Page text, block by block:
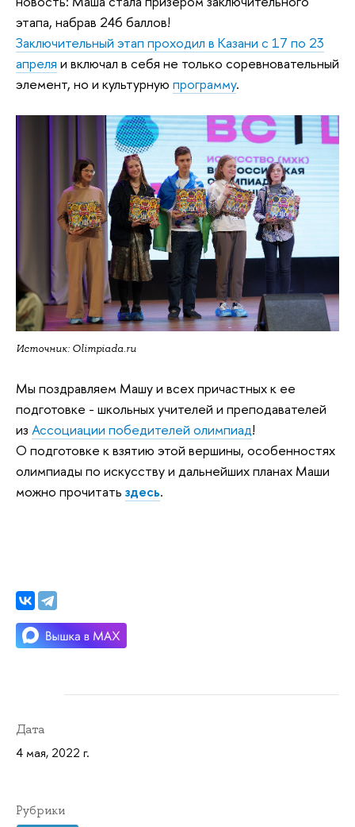
этапа, набрав 246 баллов!
Заключительный этап проходил в Казани с 17 по 23
апреля и включал в себя не только соревновательный
элемент, но и культурную программу.
Источник: Olimpiada.ru
Мы поздравляем Машу и всех причастных к ее
подготовке - школьных учителей и преподавателей
из Ассоциации победителей олимпиад!
О подготовке к взятию этой вершины, особенностях
олимпиады по искусству и дальнейших планах Маши
можно прочитать здесь.
Дата
4 мая, 2022 г.
Рубрики